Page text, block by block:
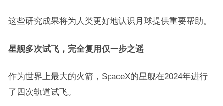
这些研究成果将为人类更好地认识月球提供重要帮助。
星舰多次试飞，完全复用仅一步之遥
作为世界上最大的火箭，SpaceX的星舰在2024年进行
了四次轨道试飞。